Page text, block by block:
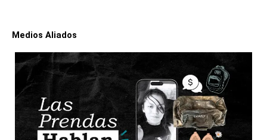
Medios Aliados